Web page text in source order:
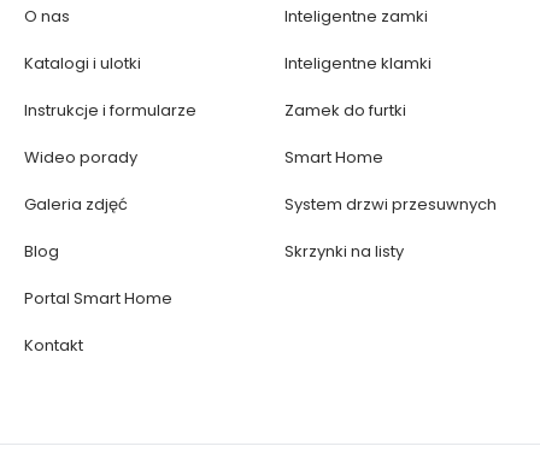
O nas
Katalogi i ulotki
Instrukcje i formularze
Wideo porady
Galeria zdjęć
Blog
Portal Smart Home
Kontakt
Inteligentne zamki
Inteligentne klamki
Zamek do furtki
Smart Home
System drzwi przesuwnych
Skrzynki na listy